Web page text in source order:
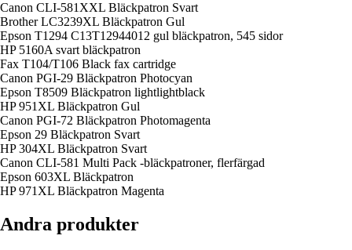
Canon CLI-581XXL Bläckpatron Svart
Brother LC3239XL Bläckpatron Gul
Epson T1294 C13T12944012 gul bläckpatron, 545 sidor
HP 5160A svart bläckpatron
Fax T104/T106 Black fax cartridge
Canon PGI-29 Bläckpatron Photocyan
Epson T8509 Bläckpatron lightlightblack
HP 951XL Bläckpatron Gul
Canon PGI-72 Bläckpatron Photomagenta
Epson 29 Bläckpatron Svart
HP 304XL Bläckpatron Svart
Canon CLI-581 Multi Pack -bläckpatroner, flerfärgad
Epson 603XL Bläckpatron
HP 971XL Bläckpatron Magenta
Andra produkter